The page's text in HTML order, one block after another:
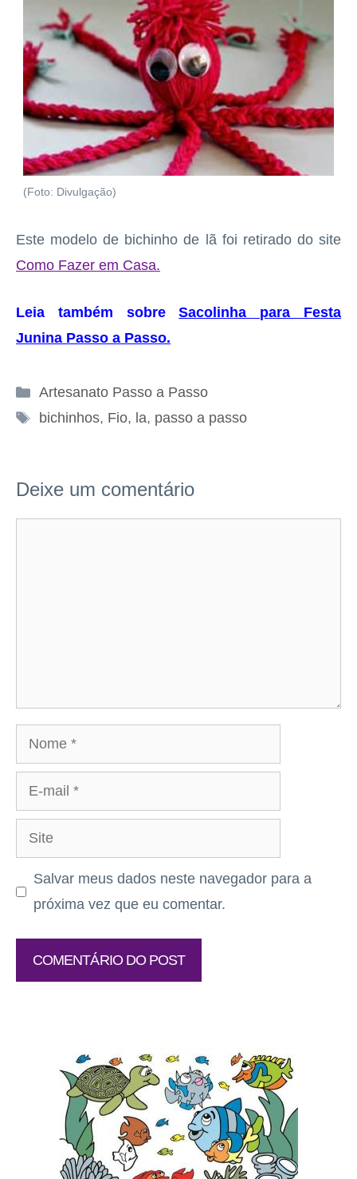
(Foto: Divulgação)
Este modelo de bichinho de lã foi retirado do site
Como Fazer em Casa.
Leia também sobreSacolinha para Festa
Junina Passo a Passo.
Categorias
Artesanato Passo a Passo
Tags
bichinhos, Fio, la, passo a passo
Deixe um comentário
Nome
mail
Site
Salvar meus dados neste navegador para a
próxima vez que eu comentar.